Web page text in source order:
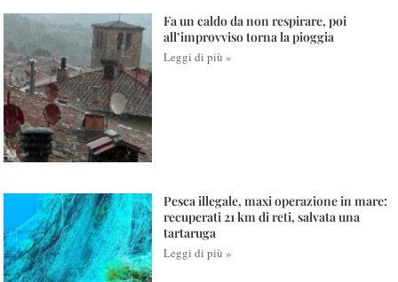
Fa un caldo da non respirare, poi
all’improvviso torna la pioggia
Leggi di più »
Pesca illegale, maxi operazione in mare:
recuperati 21 km di reti, salvata una
tartaruga
Leggi di più »